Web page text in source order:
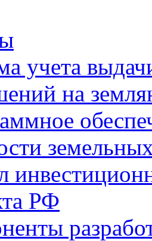
учета
на
РФ